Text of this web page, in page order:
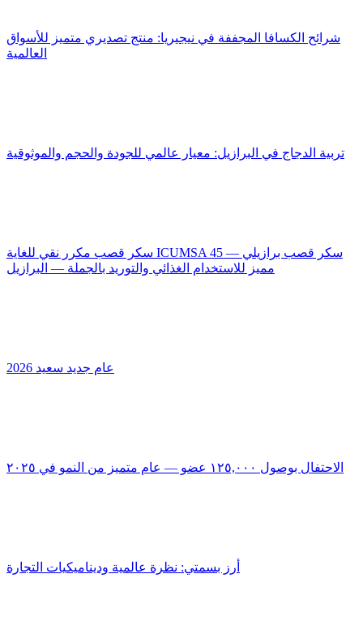
شرائح الكسافا المجففة في نيجيريا: منتج تصديري متميز للأسواق
العالمية
تربية الدجاج في البرازيل: معيار عالمي للجودة والحجم والموثوقية
سكر قصب مكرر نقي للغاية ICUMSA 45 — سكر قصب برازيلي
مميز للاستخدام الغذائي والتوريد بالجملة — البرازيل
عام جديد سعيد 2026
الاحتفال بوصول ١٢٥,٠٠٠ عضو — عام متميز من النمو في ٢٠٢٥
أرز بسمتي: نظرة عالمية وديناميكيات التجارة